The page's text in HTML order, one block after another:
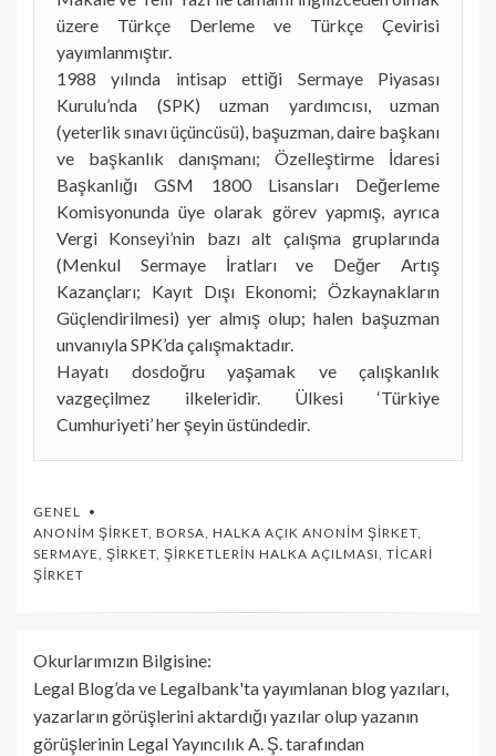
üzere Türkçe Derleme ve Türkçe Çevirisi
yayımlanmıştır.
1988 yılında intisap ettiği Sermaye Piyasası
Kurulu’nda (SPK) uzman yardımcısı, uzman
(yeterlik sınavı üçüncüsü), başuzman, daire başkanı
ve başkanlık danışmanı; Özelleştirme İdaresi
Başkanlığı GSM 1800 Lisansları Değerleme
Komisyonunda üye olarak görev yapmış, ayrıca
Vergi Konseyi’nin bazı alt çalışma gruplarında
(Menkul Sermaye İratları ve Değer Artış
Kazançları; Kayıt Dışı Ekonomi; Özkaynakların
Güçlendirilmesi) yer almış olup; halen başuzman
unvanıyla SPK’da çalışmaktadır.
Hayatı dosdoğru yaşamak ve çalışkanlık
vazgeçilmez ilkeleridir. Ülkesi ‘Türkiye
Cumhuriyeti’ her şeyin üstündedir.
GENEL
ANONIM ŞIRKET, BORSA, HALKA AÇIK ANONIM ŞIRKET,
SERMAYE, ŞIRKET, ŞIRKETLERIN HALKA AÇILMASI, TICARI
ŞIRKET
Okurlarımızın Bilgisine:
Legal Blog’da ve Legalbank'ta yayımlanan blog yazıları,
yazarların görüşlerini aktardığı yazılar olup yazanın
görüşlerinin Legal Yayıncılık A. Ş. tarafından